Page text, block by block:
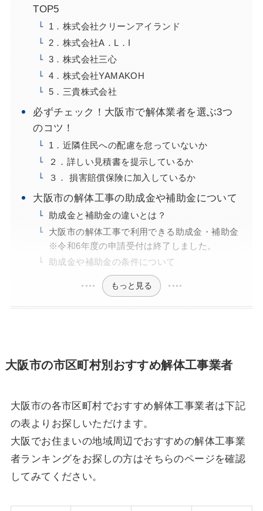
TOP5
1．株式会社クリーンアイランド
2．株式会社A．L．I
3．株式会社三心
4．株式会社YAMAKOH
5．三貴株式会社
必ずチェック！大阪市で解体業者を選ぶ3つ
のコツ！
1．近隣住民への配慮を怠っていないか
２．詳しい見積書を提示しているか
３． 損害賠償保険に加入しているか
大阪市の解体工事の助成金や補助金について
助成金と補助金の違いとは？
大阪市の解体工事で利用できる助成金・補助金
※令和6年度の申請受付は終了しました。
助成金や補助金の条件について
もっと見る
大阪市の市区町村別おすすめ解体工事業者
大阪市の各市区町村でおすすめ解体工事業者は下記
の表よりお探しいただけます。
大阪でお住まいの地域周辺でおすすめの解体工事業
者ランキングをお探しの方はそちらのページを確認
してみてください。